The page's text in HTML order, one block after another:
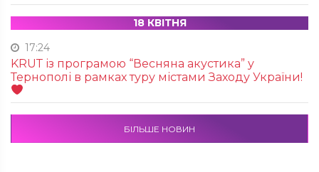
18 КВІТНЯ
17:24
KRUТ із програмою “Весняна акустика” у
Тернополі в рамках туру містами Заходу України!
БІЛЬШЕ НОВИН